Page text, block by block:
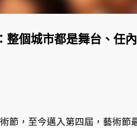
整個城市都是舞台、任
節，至今邁入第四屆，藝術節